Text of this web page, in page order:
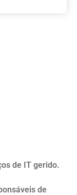
de IT gerido.
de